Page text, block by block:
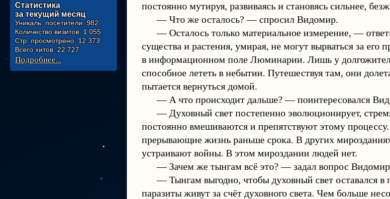
постоянно мутируя, развиваясь и становясь сильнее,
— Что же осталось? — спросил Видомир.
— Осталось только материальное измерение, —
существа и растения, умирая, не могут вырваться за
в информационном поле Люминарии. Лишь у
способное лететь в небытии. Путешествуя там, они
пытается вернуться домой.
— А что происходит дальше? — поинтересовался
— Духовный свет постепенно эволюционирует,
постоянно вмешиваются и препятствуют этому
прерывающие жизнь раньше срока. В других
устраивают войны. В этом мироздании людей нет.
— Зачем же тынгам всё это? — задал вопрос
— Тынгам выгодно, чтобы духовный свет оставался
паразиты живут за счёт духовного света. Чем больше
Статистика
за текущий месяц
Уникаль. посетители:982
Количество визитов: 1 055
Стр. просмотрено: 12 373
Всего хитов:22 727
Подробнее...